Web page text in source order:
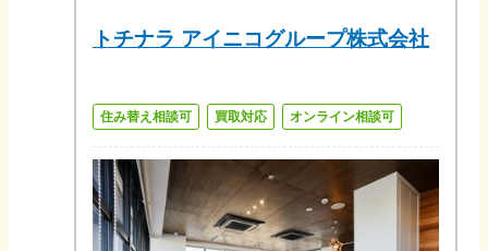
トチナラ アイニコグループ株式会社
住み替え相談可 買取対応 オンライン相談可